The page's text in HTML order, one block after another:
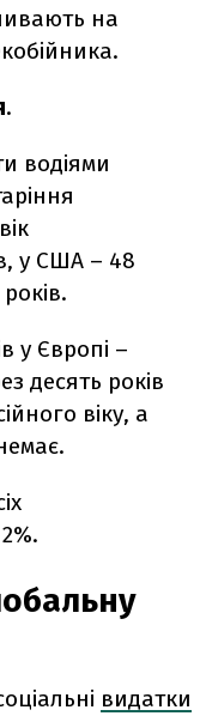
на
.
водіями
у США – 48
у Європі –
десять років
віку, а
видатки